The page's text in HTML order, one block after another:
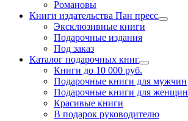
Романовы
Книги издательства Пан пресс
Эксклюзивные книги
Подарочные издания
Под заказ
Каталог подарочных книг
Книги до 10 000 руб.
Подарочные книги для мужчин
Подарочные книги для женщин
Красивые книги
В подарок руководителю